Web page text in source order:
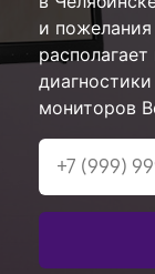
и
мониторов